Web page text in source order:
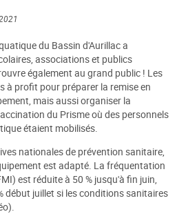
du Bassin d'Aurillac a
associations et publics
également au grand public ! Les
à profit pour préparer la remise en
mais aussi organiser la
du Prisme où des personnels
étaient mobilisés.
nationales de prévention sanitaire,
est adapté. La fréquentation
est réduite à 50 % jusqu'à fin juin,
début juillet si les conditions sanitaires